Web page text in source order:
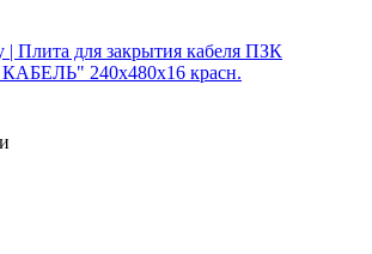
Плита для закрытия кабеля ПЗК
240х480х16 красн.